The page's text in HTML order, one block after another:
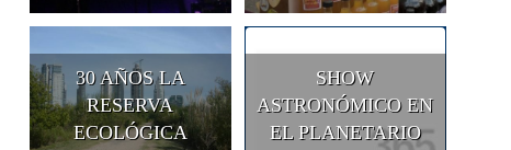
30 AÑOS LA
RESERVA
ECOLÓGICA
SHOW
ASTRONÓMICO EN
EL PLANETARIO